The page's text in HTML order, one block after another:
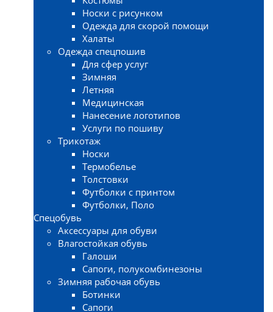
Носки с рисунком
Одежда для скорой помощи
Халаты
Одежда спецпошив
Для сфер услуг
Зимняя
Летняя
Медицинская
Нанесение логотипов
Услуги по пошиву
Трикотаж
Носки
Термобелье
Толстовки
Футболки с принтом
Футболки, Поло
Спецобувь
Аксессуары для обуви
Влагостойкая обувь
Галоши
Сапоги, полукомбинезоны
Зимняя рабочая обувь
Ботинки
Сапоги